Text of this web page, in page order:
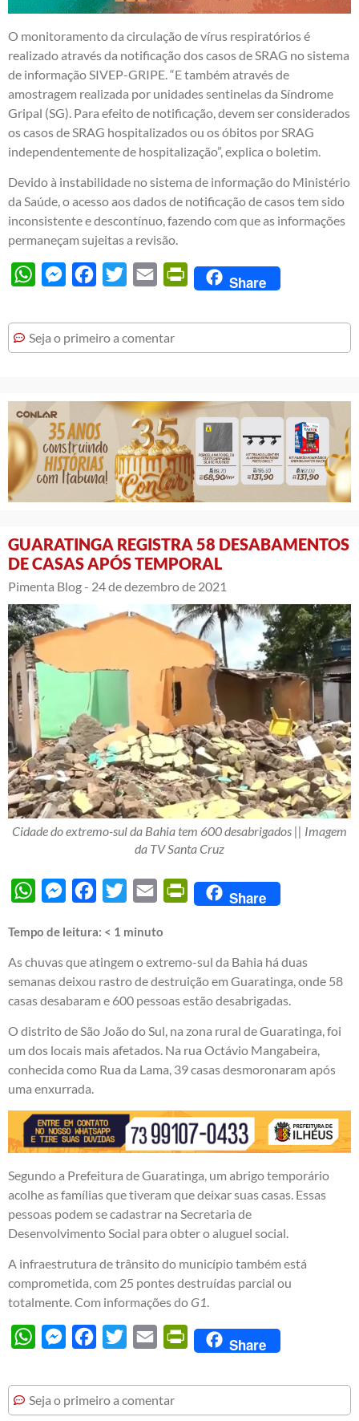
O monitoramento da circulação de vírus respiratórios é
realizado através da notificação dos casos de SRAG no sistema
de informação SIVEP-GRIPE. “E também através de
amostragem realizada por unidades sentinelas da Síndrome
Gripal (SG). Para efeito de notificação, devem ser considerados
os casos de SRAG hospitalizados ou os óbitos por SRAG
independentemente de hospitalização”, explica o boletim.
Devido à instabilidade no sistema de informação do Ministério
da Saúde, o acesso aos dados de notificação de casos tem sido
inconsistente e descontínuo, fazendo com que as informações
permaneçam sujeitas a revisão.
WhatsAppMessengerFacebook
Twitter Email PrintFriendly
Share
Seja o primeiro a comentar
GUARATINGA REGISTRA 58 DESABAMENTOS
DE CASAS APÓS TEMPORAL
Pimenta Blog - 24 de dezembro de 2021
Cidade do extremo-sul da Bahia tem 600 desabrigados || Imagem
da TV Santa Cruz
WhatsAppMessengerFacebook
Twitter Email PrintFriendly
Share
Tempo de leitura: < 1 minuto
As chuvas que atingem o extremo-sul da Bahia há duas
semanas deixou rastro de destruição em Guaratinga, onde 58
casas desabaram e 600 pessoas estão desabrigadas.
O distrito de São João do Sul, na zona rural de Guaratinga, foi
um dos locais mais afetados. Na rua Octávio Mangabeira,
conhecida como Rua da Lama, 39 casas desmoronaram após
uma enxurrada.
Segundo a Prefeitura de Guaratinga, um abrigo temporário
acolhe as famílias que tiveram que deixar suas casas. Essas
pessoas podem se cadastrar na Secretaria de
Desenvolvimento Social para obter o aluguel social.
A infraestrutura de trânsito do município também está
comprometida, com 25 pontes destruídas parcial ou
totalmente. Com informações doG1.
WhatsAppMessengerFacebook
Twitter Email PrintFriendly
Share
Seja o primeiro a comentar